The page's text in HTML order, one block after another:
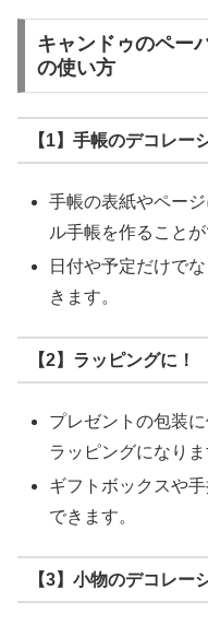
キャンドゥのペー
の使い方
【1】手帳のデコレー
手帳の表紙やペー
ル手帳を作ることが
日付や予定だけで
きます。
【2】ラッピングに！
プレゼントの包装
ラッピングになりま
ギフトボックスや
できます。
【3】小物のデコレー